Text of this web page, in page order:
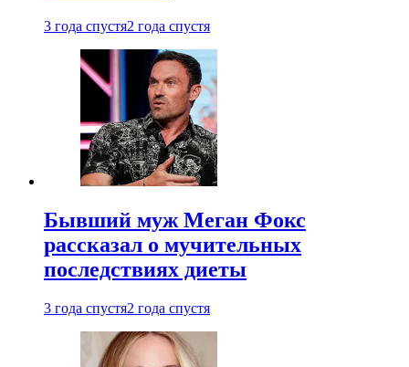
3 года спустя2 года спустя
Бывший муж Меган Фокс
рассказал о мучительных
последствиях диеты
3 года спустя2 года спустя